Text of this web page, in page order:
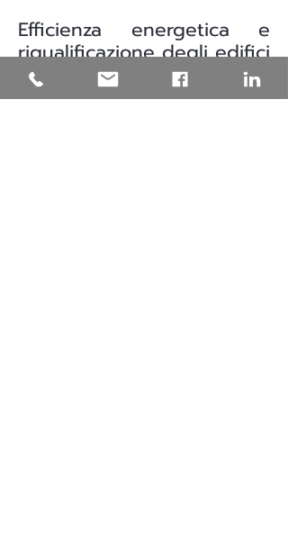
Efficienza energetica e
riqualificazione degli edifici
in Puglia
Una parte significativa del